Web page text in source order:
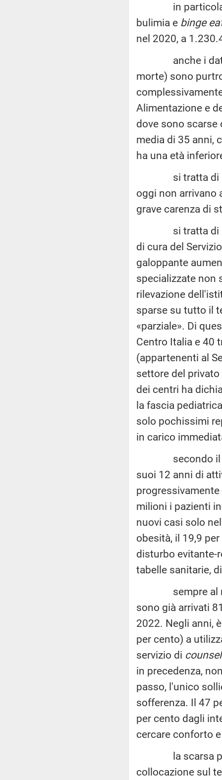
in particolare,
bulimia e binge
nel 2020, a
anche i dati
morte) sono
Alimentazione e
dove sono
media di 35 anni,
ha una età
si tratta di dati
oggi non arrivano
grave carenza di
si tratta di
di cura del
galoppante
specializzate non
rilevazione
sparse su tutto il
«parziale». Di
Centro Italia e 40
(appartenenti al
settore del
dei centri ha
la fascia
solo pochissimi
in carico
secondo il
suoi 12 anni di
milioni i pazienti
nuovi casi solo
obesità, il 19,9
disturbo evitante-
tabelle sanitarie,
sempre al
sono già arrivati
2022. Negli anni,
per cento) a
servizio di
in precedenza,
passo, l'unico
sofferenza. Il 47
per cento dagli
cercare conforto
la scarsa
collocazione sul